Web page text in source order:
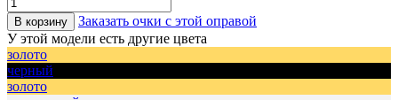
В корзину
Заказать очки с этой оправой
У этой модели есть другие цвета
золото
черный
золото